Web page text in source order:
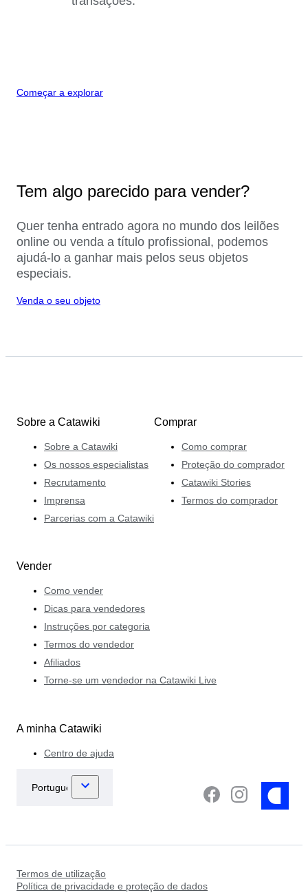
Começar a explorar
Tem algo parecido para vender?
Quer tenha entrado agora no mundo dos leilões
online ou venda a título profissional, podemos
ajudá-lo a ganhar mais pelos seus objetos
especiais.
Venda o seu objeto
Sobre a Catawiki
Sobre a Catawiki
Os nossos especialistas
Recrutamento
Imprensa
Parcerias com a Catawiki
Comprar
Como comprar
Proteção do comprador
Catawiki Stories
Termos do comprador
Vender
Como vender
Dicas para vendedores
Instruções por categoria
Termos do vendedor
Afiliados
Torne-se um vendedor na Catawiki Live
A minha Catawiki
Centro de ajuda
Termos de utilização
Política de privacidade e proteção de dados